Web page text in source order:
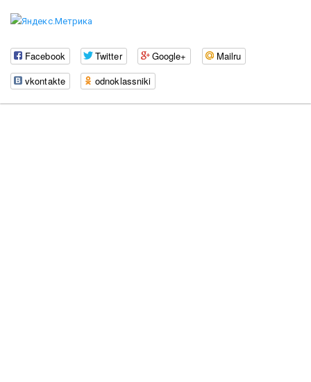
Facebook Twitter Google+
Mailru
vkontakte
odnoklassniki